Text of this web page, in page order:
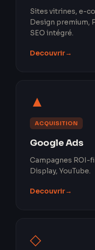
Sites vitrines, e-
Design premium,
SEO intégré.
Decouvrir→
▲
ACQUISITION
Google Ads
Campagnes ROI-
Display, YouTube.
Decouvrir→
◇